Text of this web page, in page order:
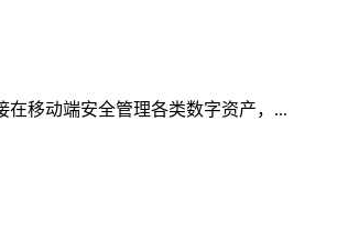
移动端安全管理各类数字资产，...